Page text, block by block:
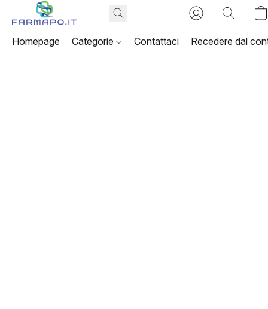
Homepage Categorie Contattaci Recedere dal